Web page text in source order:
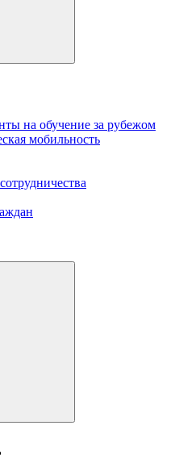
на обучение за рубежом
мобильность